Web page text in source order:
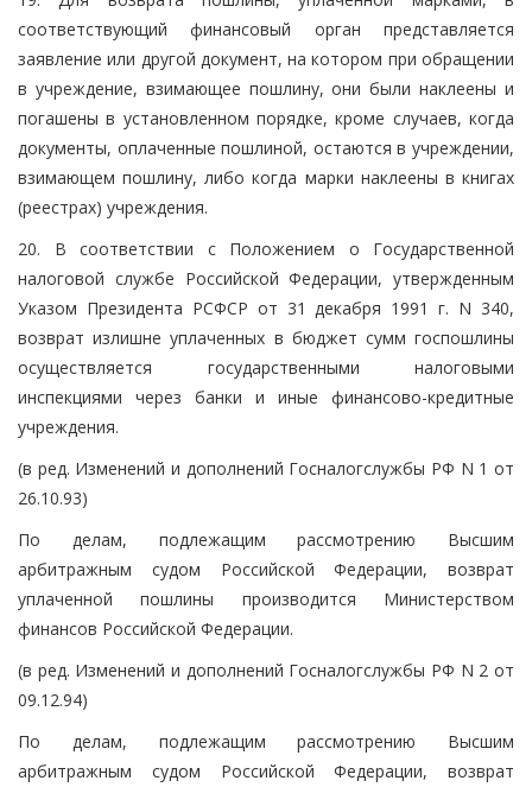
соответствующий финансовый орган представляется
заявление или другой документ, на котором при обращении
в учреждение, взимающее пошлину, они были наклеены и
погашены в установленном порядке, кроме случаев, когда
документы, оплаченные пошлиной, остаются в учреждении,
взимающем пошлину, либо когда марки наклеены в книгах
(реестрах) учреждения.
20. В соответствии с Положением о Государственной
налоговой службе Российской Федерации, утвержденным
Указом Президента РСФСР от 31 декабря 1991 г. N 340,
возврат излишне уплаченных в бюджет сумм госпошлины
осуществляется государственными налоговыми
инспекциями через банки и иные финансово-кредитные
учреждения.
(в ред. Изменений и дополнений Госналогслужбы РФ N 1 от
26.10.93)
По делам, подлежащим рассмотрению Высшим
арбитражным судом Российской Федерации, возврат
уплаченной пошлины производится Министерством
финансов Российской Федерации.
(в ред. Изменений и дополнений Госналогслужбы РФ N 2 от
09.12.94)
По делам, подлежащим рассмотрению Высшим
арбитражным судом Российской Федерации, возврат